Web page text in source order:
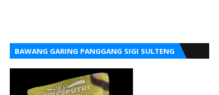
BAWANG GARING PANGGANG SIGI SULTENG